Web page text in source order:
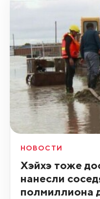
НОВОСТИ
Хэйхэ тоже
нанесли
полмиллиона